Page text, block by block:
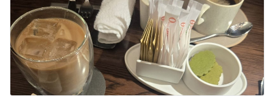
Amebaトピックス 1日前
記事を読む
娘の赤点回避フォローに月4万
Amebaトピックス 2日前